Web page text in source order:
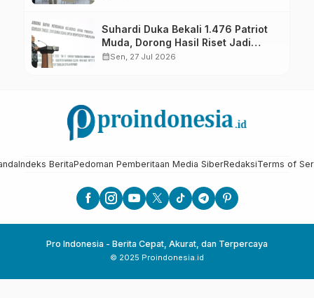
Suhardi Duka Bekali 1.476 Patriot
Muda, Dorong Hasil Riset Jadi
Dasar Kebijakan Transmigrasi
calendar_monthSen, 27 Jul 2026
Indeks BeritaPedoman Pemberitaan Media SiberRedaksiTerms of
Pro Indonesia - Berita Cepat, Akurat, dan Terpercaya
© 2025 Proindonesia.id